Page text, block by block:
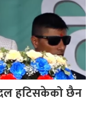
हटिसकेको छैन